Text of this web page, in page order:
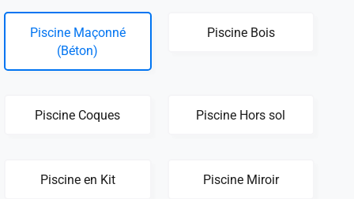
Piscine Maçonné
(Béton)
Piscine Bois
Piscine Coques Piscine Hors sol
Piscine en Kit Piscine Miroir